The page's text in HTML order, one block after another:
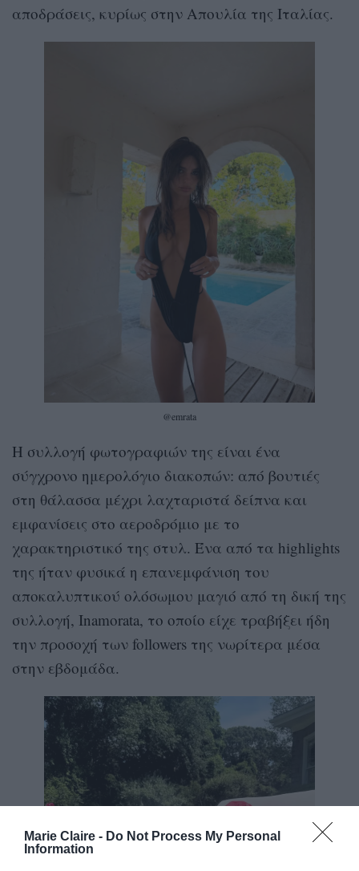
Marie Claire - Do Not Process My Personal
Information
αποδράσεις, κυρίως στην Απουλία της Ιταλίας.
@emrata
Η συλλογή φωτογραφιών της είναι ένα
σύγχρονο ημερολόγιο διακοπών: από βουτιές
στη θάλασσα μέχρι λαχταριστά δείπνα και
εμφανίσεις στο αεροδρόμιο με το
χαρακτηριστικό της στυλ. Ένα από τα highlights
της ήταν φυσικά η επανεμφάνιση του
αποκαλυπτικού ολόσωμου μαγιό από τη δική της
συλλογή, Inamorata, το οποίο είχε τραβήξει ήδη
την προσοχή των followers της νωρίτερα μέσα
στην εβδομάδα.